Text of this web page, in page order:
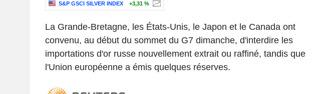
S&P GSCI SILVER INDEX +3,31 %
La Grande-Bretagne, les États-Unis, le Japon et le Canada ont
convenu, au début du sommet du G7 dimanche, d'interdire les
importations d'or russe nouvellement extrait ou raffiné, tandis que
l'Union européenne a émis quelques réserves.